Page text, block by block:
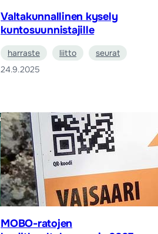
Valtakunnallinen kysely
kuntosuunnistajille
harraste liitto
seurat
24.9.2025
MOBO-ratojen